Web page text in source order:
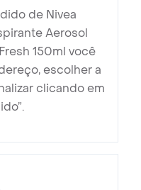
de Nivea
Aerosol
150ml você
escolher a
clicando em